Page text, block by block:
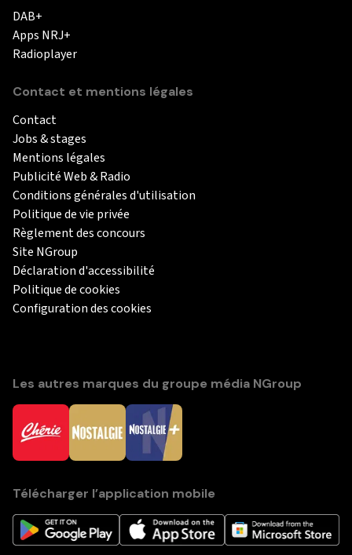
DAB+
Apps NRJ+
Radioplayer
Contact et mentions légales
Contact
Jobs & stages
Mentions légales
Publicité Web & Radio
Conditions générales d'utilisation
Politique de vie privée
Règlement des concours
Site NGroup
Déclaration d'accessibilité
Politique de cookies
Configuration des cookies
Les autres marques du groupe média NGroup
Télécharger l’application mobile